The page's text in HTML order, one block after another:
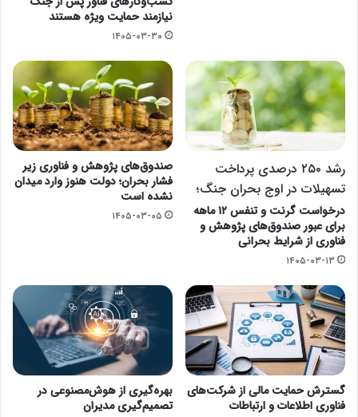
نیازمند حمایت ویژه‌ هستند
۱۴۰۵-۰۳-۳۰
رشد ۲۵۰ درصدی پرداخت
تسهیلات در اوج بحران جنگ؛
درخواست گرنت و تنفس ۱۲ ماهه
برای عبور صندوق‌های پژوهش و
فناوری از شرایط بحرانی
۱۴۰۵-۰۳-۱۳
صندوق‌های پژوهش و فناوری زیر
فشار بحران؛ دولت هنوز وارد میدان
نشده است
۱۴۰۵-۰۳-۰۵
گسترش حمایت مالی از شرکت‌های
فناوری اطلاعات و ارتباطات
بهره‌گیری از هوش‌مصنوعی در
تصمیم‌گیری مدیران